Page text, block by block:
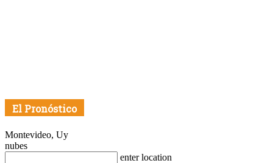
El Pronóstico
Montevideo, Uy
nubes
enter location